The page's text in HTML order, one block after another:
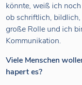
könnte, weiß ich
ob schriftlich, bildlich,
große Rolle und ich
Kommunikation.
Viele Menschen
hapert es?